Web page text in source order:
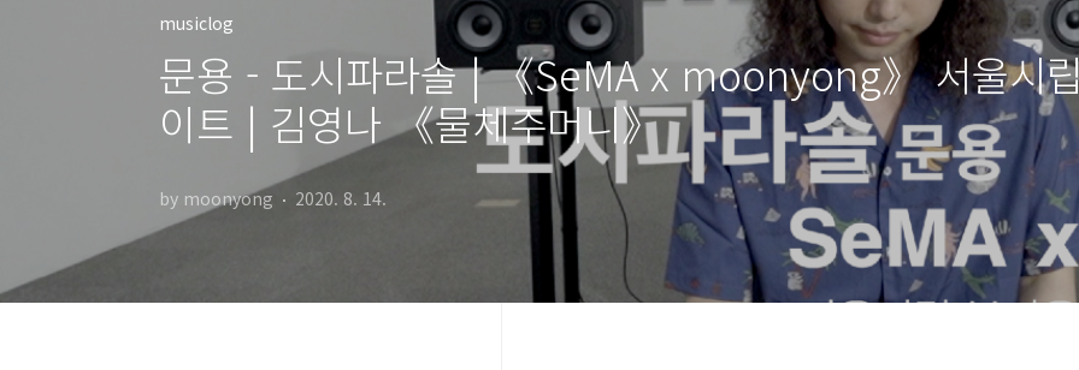
musiclog
문용 - 도시파라솔 | 《SeMA x moonyong》 서울시
이트 | 김영나 《물체주머니》
by moonyong 2020. 8. 14.